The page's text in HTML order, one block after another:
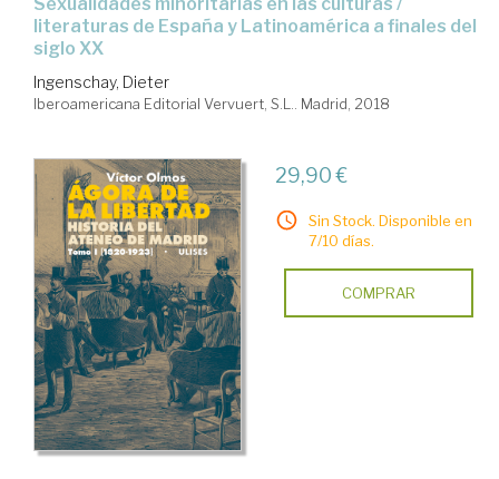
literaturas de España y Latinoamérica a finales del
siglo XX
Ingenschay, Dieter
Iberoamericana Editorial Vervuert, S.L.. Madrid, 2018
29,90 €
Sin Stock. Disponible en
7/10 días.
COMPRAR